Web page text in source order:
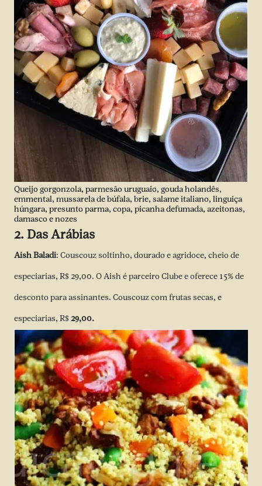
Queijo gorgonzola, parmesão uruguaio, gouda holandês,
emmental, mussarela de búfala, brie, salame italiano, linguiça
húngara, presunto parma, copa, picanha defumada, azeitonas,
damasco e nozes
2. Das Arábias
Aish Baladi: Couscouz soltinho, dourado e agridoce, cheio de
especiarias, R$ 29,00. O Aish é parceiro Clube e oferece 15% de
desconto para assinantes. Couscouz com frutas secas, e
especiarias, R$ 29,00.